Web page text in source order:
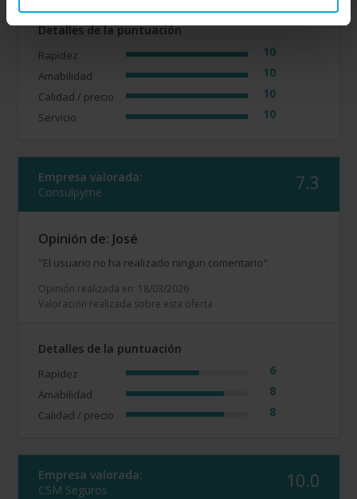
Detalles de la puntuación
Rapidez 10
Amabilidad 10
Calidad / precio 10
Servicio 10
Empresa valorada:
Consulpyme
7.3
Opinión de: José
"El usuario no ha realizado ningun comentario".
Opinión realizada en: 18/03/2026
Valoración realizada sobre esta oferta
Detalles de la puntuación
Rapidez 6
Amabilidad 8
Calidad / precio 8
Empresa valorada:
CSM Seguros
10.0